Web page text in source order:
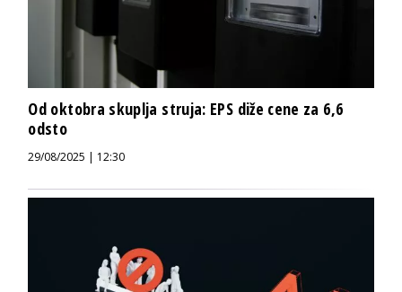
Od oktobra skuplja struja: EPS diže cene za 6,6
odsto
29/08/2025 | 12:30